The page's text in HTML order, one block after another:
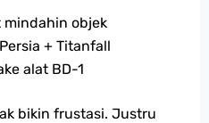
mindahin objek
+ Titanfall
alat BD-1
bikin frustasi. Justru